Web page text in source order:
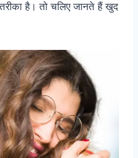
है। तो चलिए जानते हैं खुद